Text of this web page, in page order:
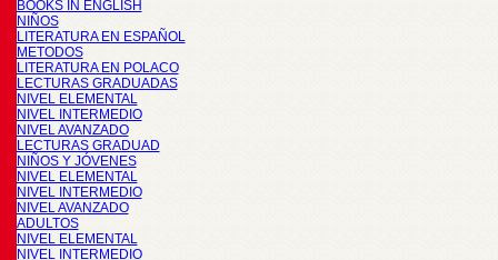
BOOKS IN ENGLISH
NIÑOS
LITERATURA EN ESPAÑOL
METODOS
LITERATURA EN POLACO
LECTURAS GRADUADAS
NIVEL ELEMENTAL
NIVEL INTERMEDIO
NIVEL AVANZADO
LECTURAS GRADUAD
NIÑOS Y JÓVENES
NIVEL ELEMENTAL
NIVEL INTERMEDIO
NIVEL AVANZADO
ADULTOS
NIVEL ELEMENTAL
NIVEL INTERMEDIO